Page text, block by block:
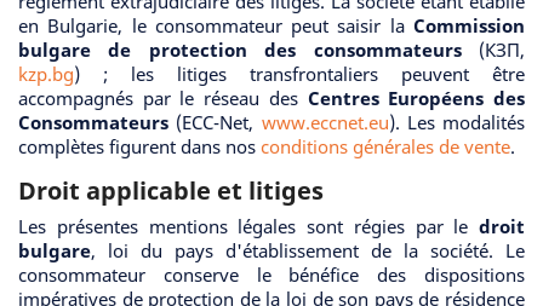
en Bulgarie, le consommateur peut saisir la Commission
bulgare de protection des consommateurs(КЗП,
kzp.bg) ; les litiges transfrontaliers peuvent être
accompagnés par le réseau des Centres Européens des
Consommateurs (ECC-Net, www.eccnet.eu). Les modalités
complètes figurent dans nos conditions générales de vente.
Droit applicable et litiges
Les présentes mentions légales sont régies par le droit
bulgare, loi du pays d'établissement de la société. Le
consommateur conserve le bénéfice des dispositions
impératives de protection de la loi de son pays de résidence